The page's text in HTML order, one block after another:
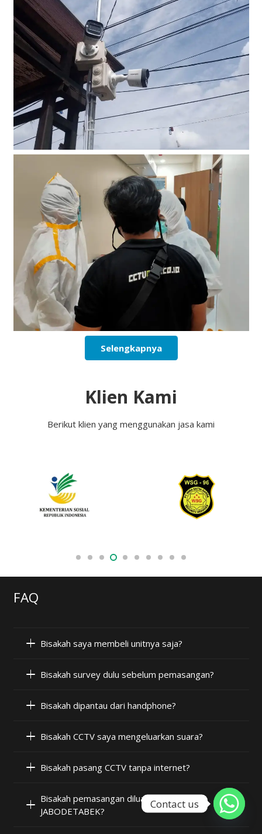
Selengkapnya
Klien Kami
Berikut klien yang menggunakan jasa kami
FAQ
Bisakah saya membeli unitnya saja?
Bisakah survey dulu sebelum pemasangan?
Bisakah dipantau dari handphone?
Bisakah CCTV saya mengeluarkan suara?
Bisakah pasang CCTV tanpa internet?
Bisakah pemasangan diluar wilayah
JABODETABEK?
Contact us